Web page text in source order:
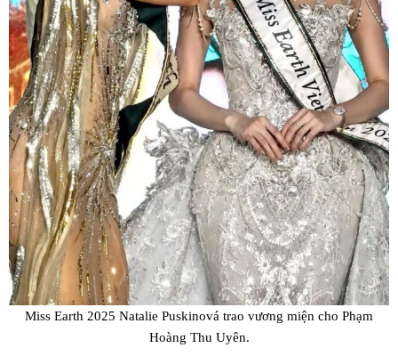
Miss Earth 2025 Natalie Puskinová trao vương miện cho Phạm
Hoàng Thu Uyên.